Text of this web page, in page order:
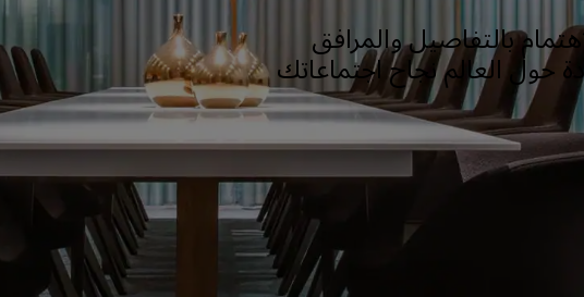
بالتفاصيل والمرافق
حول العالم نجاح اجتماعاتك